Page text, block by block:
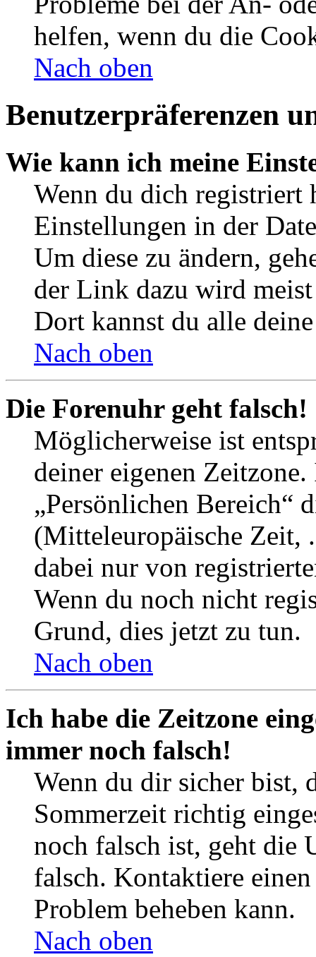
helfen, wenn du die
Nach oben
Benutzerpräferenzen
Wie kann ich meine
Wenn du dich registriert
Einstellungen in der
Um diese zu ändern,
der Link dazu wird
Dort kannst du alle
Nach oben
Die Forenuhr geht falsch!
Möglicherweise ist
deiner eigenen
„Persönlichen Bereich“
(Mitteleuropäische Zeit,
dabei nur von
Wenn du noch nicht
Grund, dies jetzt zu tun.
Nach oben
Ich habe die Zeitzone
immer noch falsch!
Wenn du dir sicher bist,
Sommerzeit richtig
noch falsch ist, geht die
falsch. Kontaktiere
Problem beheben kann.
Nach oben